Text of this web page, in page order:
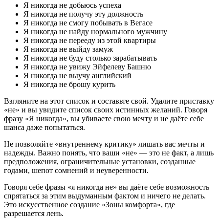
Я никогда не добьюсь успеха
Я никогда не получу эту должность
Я никогда не смогу побывать в Вегасе
Я никогда не найду нормального мужчину
Я никогда не перееду из этой квартиры
Я никогда не выйду замуж
Я никогда не буду столько зарабатывать
Я никогда не увижу Эйфелеву Башню
Я никогда не выучу английский
Я никогда не брошу курить
Взгляните на этот список и составьте свой. Удалите приставку
«не» и вы увидите список своих истинных желаний. Говоря
фразу «Я никогда», вы убиваете свою мечту и не даёте себе
шанса даже попытаться.
Не позволяйте «внутреннему критику» лишать вас мечты и
надежды. Важно понять, что ваши «не» — это не факт, а лишь
предположения, ограничительные установки, созданные
годами, шепот сомнений и неуверенности.
Говоря себе фразы «я никогда не» вы даёте себе возможность
спрятаться за этим выдуманным фактом и ничего не делать.
Это искусственное создание «Зоны комфорта», где
разрешается лень.